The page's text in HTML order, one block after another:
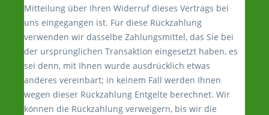
Mitteilung über Ihren Widerruf dieses Vertrags bei
uns eingegangen ist. Für diese Rückzahlung
verwenden wir dasselbe Zahlungsmittel, das Sie bei
der ursprünglichen Transaktion eingesetzt haben, es
sei denn, mit Ihnen wurde ausdrücklich etwas
anderes vereinbart; in keinem Fall werden Ihnen
wegen dieser Rückzahlung Entgelte berechnet. Wir
können die Rückzahlung verweigern, bis wir die